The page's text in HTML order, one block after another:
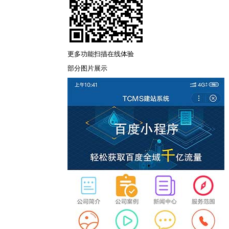
更多功能扫描在线体验
部分图片展示